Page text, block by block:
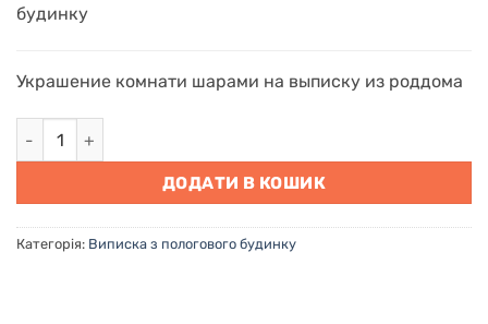
будинку
Украшение комнати шарами на выписку из роддома
Прикраса кімнати кулями на виписку з пологового
ДОДАТИ В КОШИК
Категорія: Виписка з пологового будинку